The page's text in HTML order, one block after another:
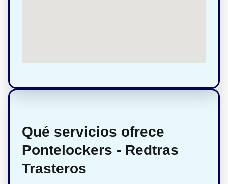
Qué servicios ofrece
Pontelockers - Redtras
Trasteros